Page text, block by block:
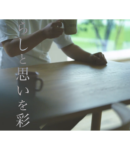
暮らし
と
思い
を
彩る